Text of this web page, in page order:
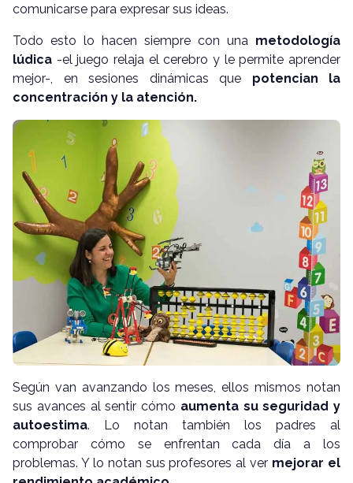
comunicarse para expresar sus ideas.
Todo esto lo hacen siempre con una metodología
lúdica -el juego relaja el cerebro y le permite aprender
mejor-, en sesiones dinámicas que potencian la
concentración y la atención.
Según van avanzando los meses, ellos mismos notan
sus avances al sentir cómo aumenta su seguridad y
autoestima. Lo notan también los padres al
comprobar cómo se enfrentan cada día a los
problemas. Y lo notan sus profesores al ver mejorar el